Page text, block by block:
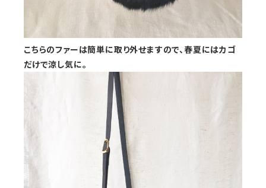
こちらのファーは簡単に取り外せますので、春夏にはカゴ
だけで涼し気に。